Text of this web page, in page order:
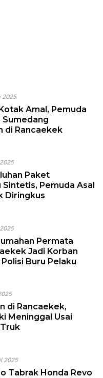
2025
Amal, Pemuda
Sumedang
di Rancaekek
Paket
Sintetis, Pemuda Asal
Diringkus
Permata
Jadi Korban
Buru Pelaku
di Rancaekek,
Meninggal Usai
2025
Tabrak Honda Revo